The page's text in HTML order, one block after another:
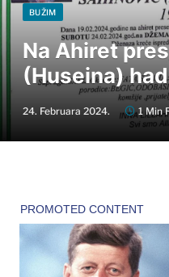
BUŽIM
Na Ahiret
(Huseina)
24. Februara 2024. 1 Min